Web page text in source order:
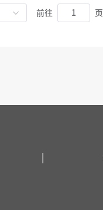
前往 页